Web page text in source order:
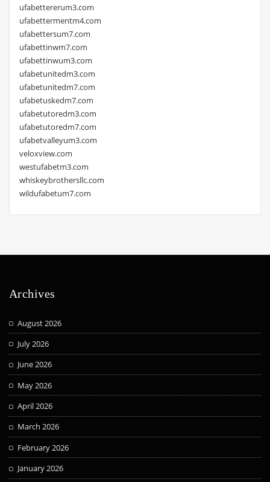
ufabettererum3.com
ufabettermentm4.com
ufabettersum7.com
ufabettinwm7.com
ufabettinwum3.com
ufabetunitedm3.com
ufabetunitedm7.com
ufabetuskedm7.com
ufabetutoredm3.com
ufabetutoredm7.com
ufabetvalleyum3.com
veloxview.com
westufabetm3.com
whiskeybrothersllc.com
wildufabetum7.com
Archives
August 2026
July 2026
June 2026
May 2026
April 2026
March 2026
February 2026
January 2026